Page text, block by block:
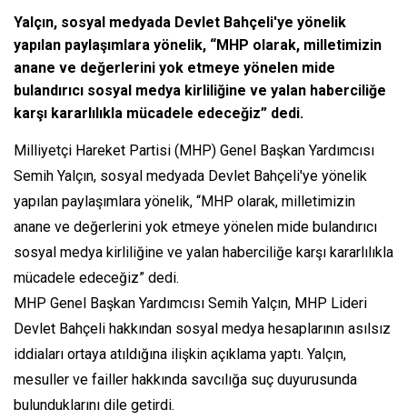
Yalçın, sosyal medyada Devlet Bahçeli'ye yönelik
yapılan paylaşımlara yönelik, “MHP olarak, milletimizin
anane ve değerlerini yok etmeye yönelen mide
bulandırıcı sosyal medya kirliliğine ve yalan haberciliğe
karşı kararlılıkla mücadele edeceğiz” dedi.
Milliyetçi Hareket Partisi (MHP) Genel Başkan Yardımcısı
Semih Yalçın, sosyal medyada Devlet Bahçeli'ye yönelik
yapılan paylaşımlara yönelik, “MHP olarak, milletimizin
anane ve değerlerini yok etmeye yönelen mide bulandırıcı
sosyal medya kirliliğine ve yalan haberciliğe karşı kararlılıkla
mücadele edeceğiz” dedi.
MHP Genel Başkan Yardımcısı Semih Yalçın, MHP Lideri
Devlet Bahçeli hakkından sosyal medya hesaplarının asılsız
iddiaları ortaya atıldığına ilişkin açıklama yaptı. Yalçın,
mesuller ve failler hakkında savcılığa suç duyurusunda
bulunduklarını dile getirdi.